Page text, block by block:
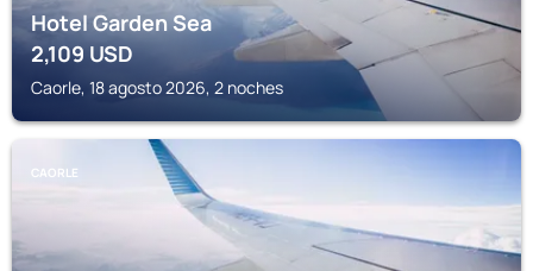
Hotel Garden Sea
2,109USD
Caorle, 18 agosto 2026, 2 noches
CAORLE